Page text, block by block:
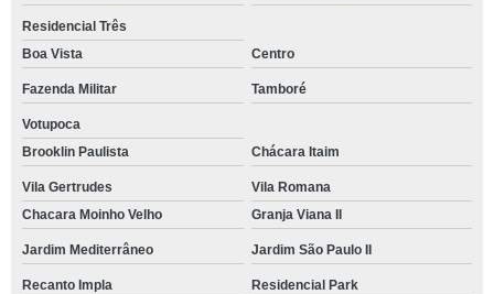
Residencial Três
Boa Vista
Centro
Fazenda Militar Tamboré
Votupoca
Brooklin Paulista
Chácara Itaim
Vila Gertrudes
Vila Romana
Chacara Moinho Velho
Granja Viana II
Jardim Mediterrâneo Jardim São Paulo II
Recanto Impla Residencial Park